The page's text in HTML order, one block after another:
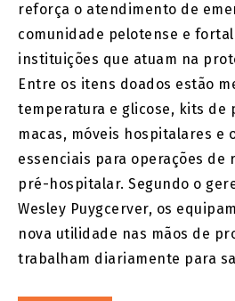
reforça o atendimento de
comunidade pelotense e
instituições que atuam na
Entre os itens doados estão
temperatura e glicose, kits de
macas, móveis hospitalares e
essenciais para operações de
pré-hospitalar. Segundo o
Wesley Puygcerver, os
nova utilidade nas mãos de
trabalham diariamente para